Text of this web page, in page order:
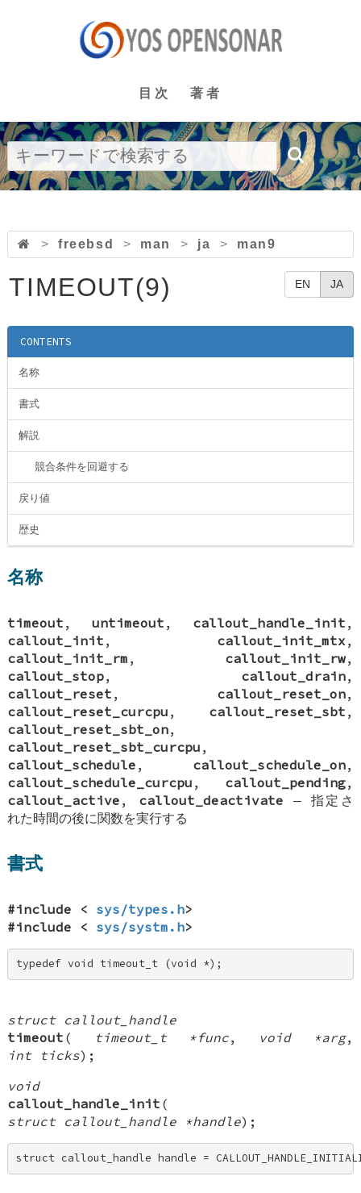
目次 著者
> freebsd > man > ja > man9
EN JA
TIMEOUT(9)
CONTENTS
名称
書式
解説
競合条件を回避する
戻り値
歴史
名称
timeout , untimeout , callout_handle_init ,
callout_init , callout_init_mtx ,
callout_init_rm , callout_init_rw,
callout_stop, callout_drain,
callout_reset , callout_reset_on,
callout_reset_curcpu , callout_reset_sbt ,
callout_reset_sbt_on,
callout_reset_sbt_curcpu ,
callout_schedule , callout_schedule_on,
callout_schedule_curcpu , callout_pending,
callout_active , callout_deactivate —指定さ
れた時間の後に関数を実行する
書式
#include < sys/types.h>
#include < sys/systm.h>
typedef void timeout_t (void *);
struct callout_handle
timeout ( timeout_t *func, void *arg,
int ticks);
void
callout_handle_init (
struct callout_handle *handle);
struct callout_handle handle =